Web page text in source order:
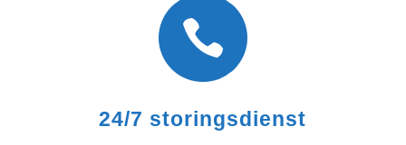

24/7 storingsdienst